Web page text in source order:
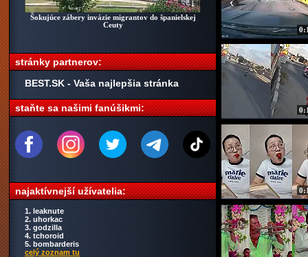
Šokujúce zábery invázie migrantov do španielskej
Ceuty
Taká štandardná cestná
stránky partnerov:
BEST.SK - Vaša najlepšia stránka
staňte sa našimi fanúšikmi:
najaktívnejší užívatelia:
1. leaknute
2. uhorkac
3. godzilla
4. tchoroid
5. bombarderis
celý zoznam tu